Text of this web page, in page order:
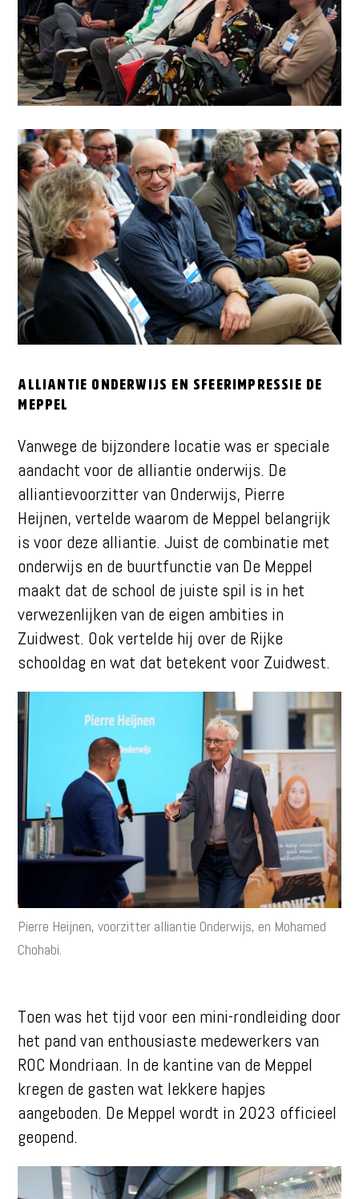
Alliantie Onderwijs en sfeerimpressie de
Meppel
Vanwege de bijzondere locatie was er speciale
aandacht voor de alliantie onderwijs. De
alliantievoorzitter van Onderwijs, Pierre
Heijnen, vertelde waarom de Meppel belangrijk
is voor deze alliantie. Juist de combinatie met
onderwijs en de buurtfunctie van De Meppel
maakt dat de school de juiste spil is in het
verwezenlijken van de eigen ambities in
Zuidwest. Ook vertelde hij over de Rijke
schooldag en wat dat betekent voor Zuidwest.
Pierre Heijnen, voorzitter alliantie Onderwijs, en Mohamed
Chohabi.
Toen was het tijd voor een mini-rondleiding door
het pand van enthousiaste medewerkers van
ROC Mondriaan. In de kantine van de Meppel
kregen de gasten wat lekkere hapjes
aangeboden. De Meppel wordt in 2023 officieel
geopend.